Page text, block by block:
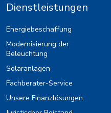
Dienstleistungen
Energiebeschaffung
Modernisierung der
Beleuchtung
Solaranlagen
Fachberater-Service
Unsere Finanzlösungen